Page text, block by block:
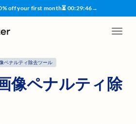
off your first month⏳ 00:29:45→
ペナルティ除去ツール
像ペナルティ除